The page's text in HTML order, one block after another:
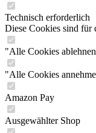
Technisch erforderlich
Diese Cookies sind für
"Alle Cookies
"Alle Cookies
Amazon Pay
Ausgewählter Shop